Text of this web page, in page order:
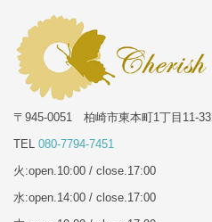
〒945-0051 柏崎市東本町1丁目11-33
TEL 080-7794-7451
火:open.10:00 / close.17:00
水:open.14:00 / close.17:00